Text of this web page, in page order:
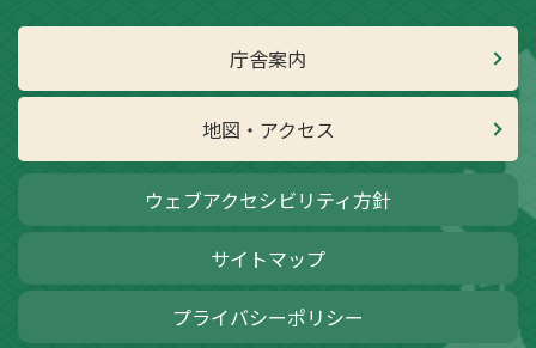
庁舎案内
地図・アクセス
ウェブアクセシビリティ方針
サイトマップ
プライバシーポリシー